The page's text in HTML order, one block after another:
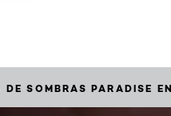
DE SOMBRAS PARADISE